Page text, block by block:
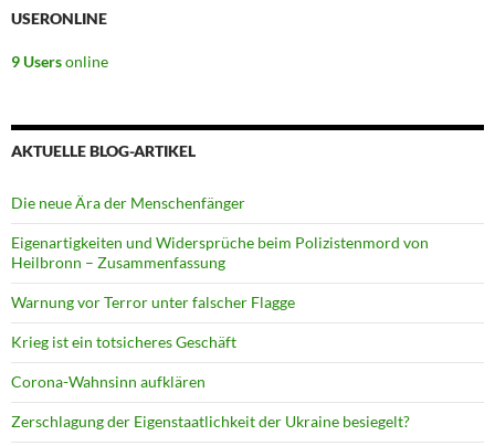
USERONLINE
9 Usersonline
AKTUELLE BLOG-ARTIKEL
Die neue Ära der Menschenfänger
Eigenartigkeiten und Widersprüche beim Polizistenmord von
Heilbronn – Zusammenfassung
Warnung vor Terror unter falscher Flagge
Krieg ist ein totsicheres Geschäft
Corona-Wahnsinn aufklären
Zerschlagung der Eigenstaatlichkeit der Ukraine besiegelt?